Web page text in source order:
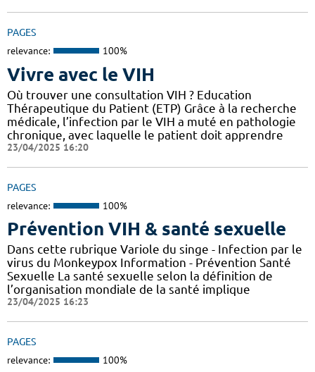
PAGES
relevance: 100%
Vivre avec le VIH
Où trouver une consultation VIH ? Education
Thérapeutique du Patient (ETP) Grâce à la recherche
médicale, l’infection par le VIH a muté en pathologie
chronique, avec laquelle le patient doit apprendre
23/04/2025 16:20
PAGES
relevance: 100%
Prévention VIH & santé sexuelle
Dans cette rubrique Variole du singe - Infection par le
virus du Monkeypox Information - Prévention Santé
Sexuelle La santé sexuelle selon la définition de
l’organisation mondiale de la santé implique
23/04/2025 16:23
PAGES
relevance: 100%